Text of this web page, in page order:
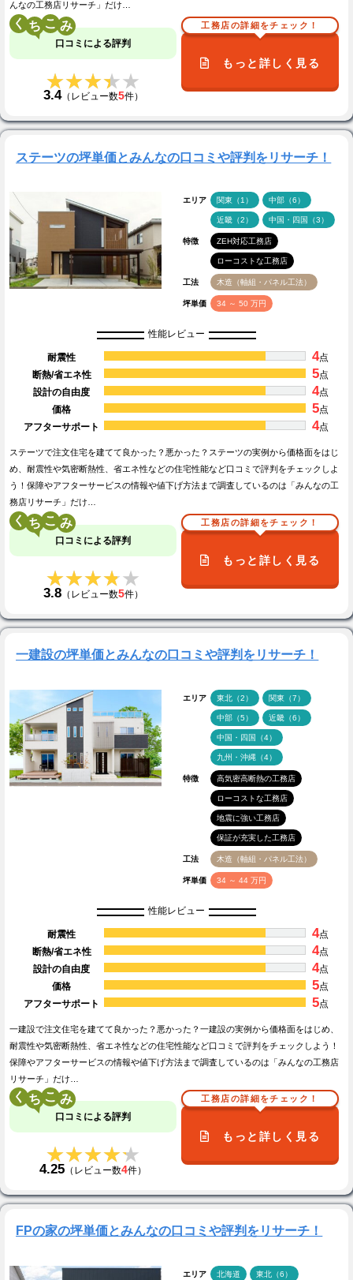
んなの工務店リサーチ」だけ…
く こ
口コミによる評判
★★★★★
★★★★★
3.4（レビュー数5件）
工務店の詳細をチェック！
もっと詳しく見る
ステーツの坪単価とみんなの口コミや評判をリサーチ！
エリア 関東（1） 中部（6）
近畿（2） 中国・四国（3）
特徴 ZEH対応工務店
ローコストな工務店
工法 木造（軸組・パネル工法）
坪単価 34 ～ 50 万円
性能レビュー
耐震性 4点
断熱/省エネ性
5点
設計の自由度
4点
価格
5点
アフターサポート
4点
ステーツで注文住宅を建てて良かった？悪かった？ステーツの実例から価格面をはじ
め、耐震性や気密断熱性、省エネ性などの住宅性能など口コミで評判をチェックしよ
う！保障やアフターサービスの情報や値下げ方法まで調査しているのは「みんなの工
務店リサーチ」だけ…
く こ
口コミによる評判
★★★★★
★★★★★
3.8（レビュー数5件）
工務店の詳細をチェック！
もっと詳しく見る
一建設の坪単価とみんなの口コミや評判をリサーチ！
エリア 東北（2） 関東（7）
中部（5） 近畿（6）
中国・四国（4）
九州・沖縄（4）
特徴 高気密高断熱の工務店
ローコストな工務店
地震に強い工務店
保証が充実した工務店
工法 木造（軸組・パネル工法）
坪単価 34 ～ 44 万円
性能レビュー
耐震性 4点
断熱/省エネ性
4点
設計の自由度
4点
価格
5点
アフターサポート
5点
一建設で注文住宅を建てて良かった？悪かった？一建設の実例から価格面をはじめ、
耐震性や気密断熱性、省エネ性などの住宅性能など口コミで評判をチェックしよう！
保障やアフターサービスの情報や値下げ方法まで調査しているのは「みんなの工務店
リサーチ」だけ…
く こ
口コミによる評判
★★★★★
★★★★★
4.25 （レビュー数4件）
工務店の詳細をチェック！
もっと詳しく見る
FPの家の坪単価とみんなの口コミや評判をリサーチ！
エリア 北海道 東北（6）